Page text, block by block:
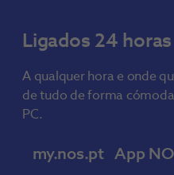
Ligados 24 horas
A qualquer hora e onde
de tudo de forma
PC.
my.nos.pt App